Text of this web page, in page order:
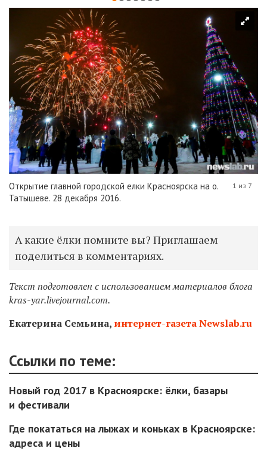
Открытие главной городской елки Красноярска на о.
Татышеве. 28 декабря 2016.
1 из 7
А какие ёлки помните вы? Приглашаем
поделиться в комментариях.
Текст подготовлен с использованием материалов блога
kras-yar.livejournal.com.
Екатерина Семьина, интернет-газета Newslab.ru
Ссылки по теме:
Новый год 2017 в Красноярске: ёлки, базары
и фестивали
Где покататься на лыжах и коньках в Красноярске:
адреса и цены